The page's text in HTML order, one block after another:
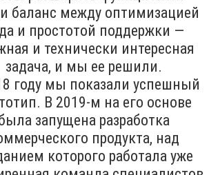
баланс между оптимизацией
и простотой поддержки —
и технически интересная
задача, и мы ее решили.
году мы показали успешный
В 2019-м на его основе
запущена разработка
продукта, над
которого работала уже